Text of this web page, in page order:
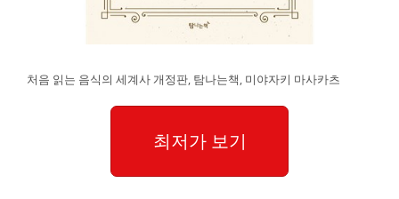
처음 읽는 음식의 세계사 개정판, 탐나는책, 미야자키 마사카츠
최저가 보기